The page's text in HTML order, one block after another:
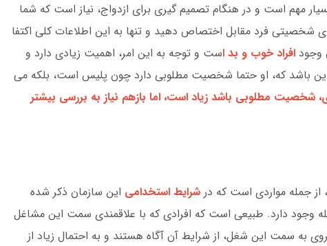
مهم است و در هنگام تصمیم گیری برای ازدواج، نیاز است که شما
شخصیتی فرد مقابل اختصاص دهید و تنها به این اطلاعات کلی اکتفا
وجود افراد خوب و بد است و توجه به این امر، اهمیت زیادی دارد و
این باشد که، او حتما شخصیت مطلوبی دارد چون پلیس است، بلکه می
شخصیت مطلوبی باشد زیاد است، اما بازهم نیاز به بررسی بیشتر
از جمله مواردی است که در شرایط استخدامی این سازمان ذکر شده
وجود دارد. طبیعی است که افرادی که با علاقمندی سمت این مشاغل
به سمت این شغل، از شرایط آن آگاه هستند و به احتمال زیاد از